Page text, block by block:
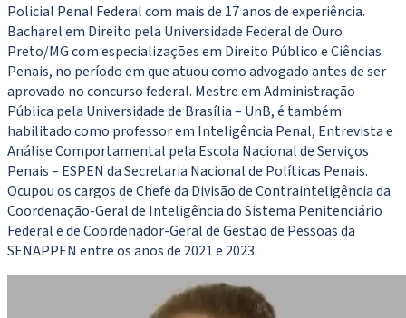
Policial Penal Federal com mais de 17 anos de experiência.
Bacharel em Direito pela Universidade Federal de Ouro
Preto/MG com especializações em Direito Público e Ciências
Penais, no período em que atuou como advogado antes de ser
aprovado no concurso federal. Mestre em Administração
Pública pela Universidade de Brasília – UnB, é também
habilitado como professor em Inteligência Penal, Entrevista e
Análise Comportamental pela Escola Nacional de Serviços
Penais – ESPEN da Secretaria Nacional de Políticas Penais.
Ocupou os cargos de Chefe da Divisão de Contrainteligência da
Coordenação-Geral de Inteligência do Sistema Penitenciário
Federal e de Coordenador-Geral de Gestão de Pessoas da
SENAPPEN entre os anos de 2021 e 2023.